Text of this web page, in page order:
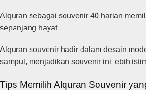
Alquran sebagai souvenir 40 harian
sepanjang hayat
Alquran souvenir hadir dalam desain
sampul, menjadikan souvenir ini lebih
Tips Memilih Alquran Souvenir